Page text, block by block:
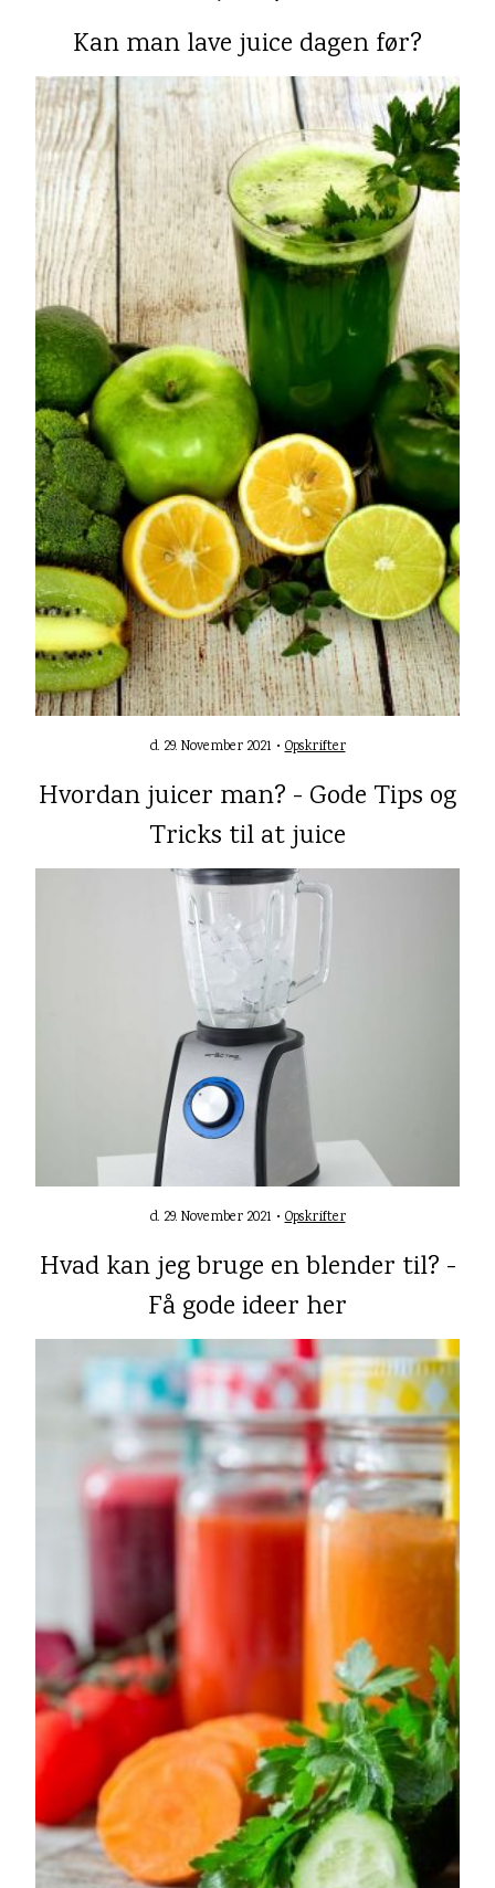
Kan man lave juice dagen før?
d. 29. November 2021 •Opskrifter
Hvordan juicer man? - Gode Tips og
Tricks til at juice
d. 29. November 2021 •Opskrifter
Hvad kan jeg bruge en blender til? -
Få gode ideer her